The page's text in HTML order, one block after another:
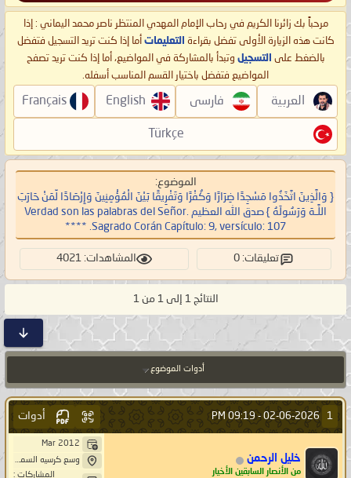
مرحباً بك زائرنا الكريم في رحاب الإمام المهدي المنتظر ناصر محمد اليماني : إذا
كانت هذه الزيارة الأولى تفضل بقراءة التعليمات أما إذا كنت تريد التسجيل فتفضل
بالضغط على التسجيل وتبدأ بالمشاركة في المواضيع، أما إذا كنت تريد تصفح
المواضيع فتفضل باختيار القسم المناسب أسفله.
العربية فارسی English
Français
Türkçe
الموضوع:
{ وَالَّذِينَ اتَّخَذُوا مَسْجِدًا ضِرَارًا وَكُفْرًا وَتَفْرِيقًا بَيْنَ الْمُؤْمِنِينَ وَإِرْصَادًا لِّمَنْ حَارَبَ
اللَّـهَ وَرَسُولَهُ } صدق الله العظيم Verdad son las palabras del Señor.
Sagrado Corán Capítulo: 9, versículo: 107. ****
تعليقات: 0 المشاهدات: 4021
النتائج 1 إلى 1 من 1
أدوات الموضوع
1
02-06-2026 -
09:19 PM أدوات
خليل الرحمن
من الأنصار السابقين الأخيار
Mar 2012
وسع كرسيه السماوات و الارض
المشاركات :